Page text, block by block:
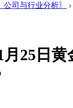
公司与行业分析〗
›
25日